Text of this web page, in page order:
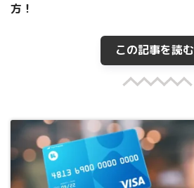
方！
この記事を読む